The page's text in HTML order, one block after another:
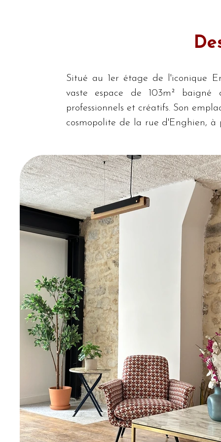
Situé au 1er étage de l'iconique
vaste espace de 103m² baigné
professionnels et créatifs. Son
cosmopolite de la rue d'Enghien, à
L'Entrepôt d'Enghien, un
artisans-fourreurs, chapeliers et
prestations haut de gamme.
Le Showroom offre un large open-
digicode, vidéosurveillance),
professionnelle, garantissant
Conçu pour s’adapter à tous vos
terrasse privative, dans une
Le Showroom est l’endroit parfait
des réceptions privées ou des